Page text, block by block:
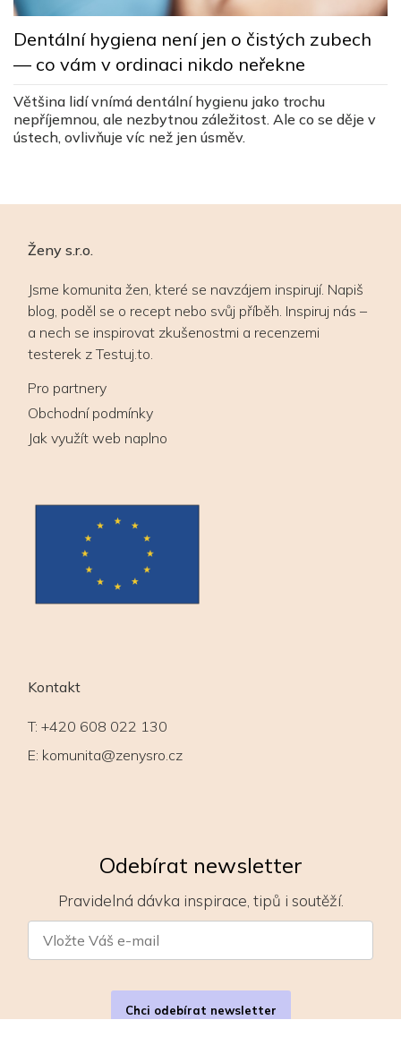
Dentální hygiena není jen o čistých zubech
— co vám v ordinaci nikdo neřekne
Většina lidí vnímá dentální hygienu jako trochu
nepříjemnou, ale nezbytnou záležitost. Ale co se děje v
ústech, ovlivňuje víc než jen úsměv.
Ženy s.r.o.
Jsme komunita žen, které se navzájem inspirují. Napiš
blog, poděl se o recept nebo svůj příběh. Inspiruj nás –
a nech se inspirovat zkušenostmi a recenzemi
testerek z Testuj.to.
Pro partnery
Obchodní podmínky
Jak využít web naplno
Kontakt
T: +420 608 022 130
E: komunita@zenysro.cz
Odebírat newsletter
Pravidelná dávka inspirace, tipů i soutěží.
Chci odebírat newsletter